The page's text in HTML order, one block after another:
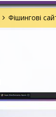
Фішингові